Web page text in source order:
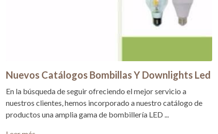
Nuevos Catálogos Bombillas Y Downlights Led
En la búsqueda de seguir ofreciendo el mejor servicio a
nuestros clientes, hemos incorporado a nuestro catálogo de
productos una amplia gama de bombillería LED ...